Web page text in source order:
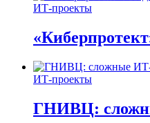
ИТ-проекты
ИТ-проекты
ГНИВЦ: